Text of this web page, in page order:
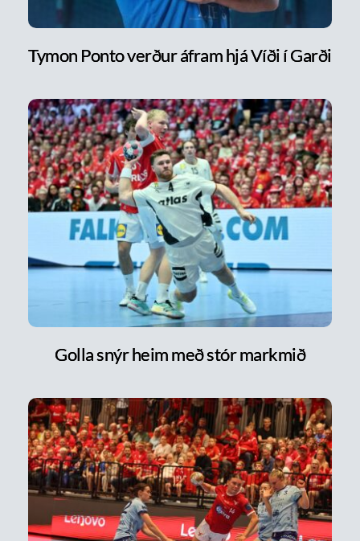
Tymon Ponto verður áfram hjá Víði í Garði
Golla snýr heim með stór markmið